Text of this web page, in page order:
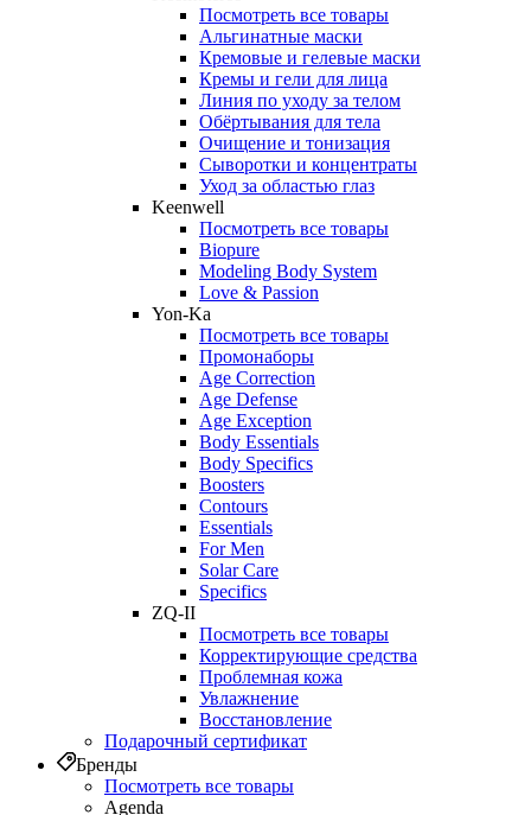
Посмотреть все товары
Альгинатные маски
Кремовые и гелевые маски
Кремы и гели для лица
Линия по уходу за телом
Обёртывания для тела
Очищение и тонизация
Сыворотки и концентраты
Уход за областью глаз
Keenwell
Посмотреть все товары
Biopure
Modeling Body System
Love & Passion
Yon-Ka
Посмотреть все товары
Промонаборы
Age Correction
Age Defense
Age Exception
Body Essentials
Body Specifics
Boosters
Contours
Essentials
For Men
Solar Care
Specifics
ZQ-II
Посмотреть все товары
Корректирующие средства
Проблемная кожа
Увлажнение
Восстановление
Подарочный сертификат
Бренды
Посмотреть все товары
Agenda